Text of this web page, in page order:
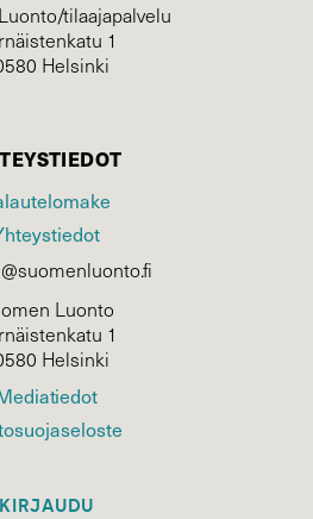
tilaajapalvelu
1
Helsinki
Luonto
1
Helsinki
KIRJAUDU